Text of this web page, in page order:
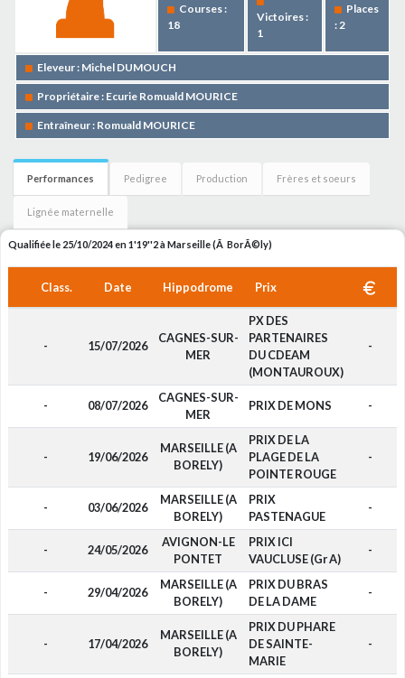
Courses :
18
Victoires :
1
Places
: 2
Eleveur : Michel DUMOUCH
Propriétaire : Ecurie Romuald MOURICE
Entraîneur : Romuald MOURICE
Performances Pedigree Production Frères et soeurs
Lignée maternelle
Qualifiée le 25/10/2024 en 1'19''2 à Marseille (Ã BorÃ©ly)
Class. Date Hippodrome Prix
- 15/07/2026
CAGNES-SUR-
MER
PX DES
PARTENAIRES
DU CDEAM
(MONTAUROUX)
-
- 08/07/2026
CAGNES-SUR-
MER
PRIX DE MONS -
- 19/06/2026
MARSEILLE (A
BORELY)
PRIX DE LA
PLAGE DE LA
POINTE ROUGE
-
- 03/06/2026
MARSEILLE (A
BORELY)
PRIX
PASTENAGUE
-
- 24/05/2026
AVIGNON-LE
PONTET
PRIX ICI
VAUCLUSE (Gr A)
-
- 29/04/2026
MARSEILLE (A
BORELY)
PRIX DU BRAS
DE LA DAME
-
- 17/04/2026
MARSEILLE (A
BORELY)
PRIX DU PHARE
DE SAINTE-
MARIE
-